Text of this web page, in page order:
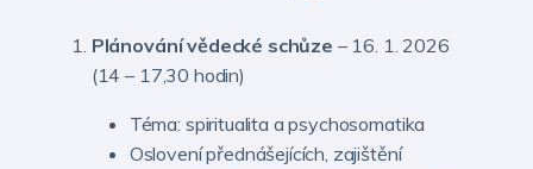
Plánování vědecké schůze – 16. 1. 2026
(14 – 17,30 hodin)
Téma: spiritualita a psychosomatika
Oslovení přednášejících, zajištění